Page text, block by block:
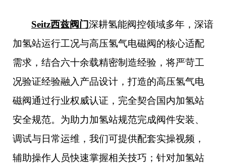
Seitz西兹阀门深耕氢能阀控领域多年，深谙
加氢站运行工况与高压氢气电磁阀的核心适配
需求，结合六十余载精密制造经验，将严苛工
况验证经验融入产品设计，打造的高压氢气电
磁阀通过行业权威认证，完全契合国内加氢站
安全规范。为助力加氢站规范完成阀件安装、
调试与日常运维，我们可提供配套实操视频，
辅助操作人员快速掌握相关技巧；针对加氢站